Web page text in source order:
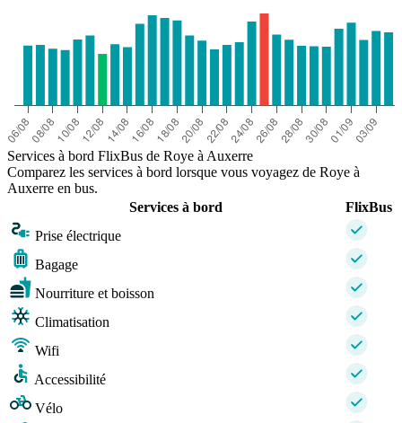
Services à bord FlixBus de Roye à Auxerre
Comparez les services à bord lorsque vous voyagez de Roye à
Auxerre en bus.
Services à bord
FlixBus
Prise électrique
Bagage
Nourriture et boisson
Climatisation
Wifi
Accessibilité
Vélo